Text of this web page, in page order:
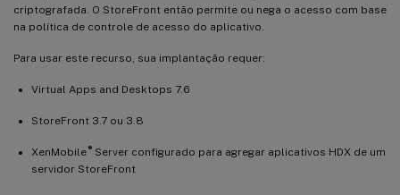
criptografada. O StoreFront então permite ou nega o acesso com base
na política de controle de acesso do aplicativo.
Para usar este recurso, sua implantação requer:
Virtual Apps and Desktops 7.6
StoreFront 3.7 ou 3.8
XenMobile ®Server configurado para agregar aplicativos HDX de um
servidor StoreFront